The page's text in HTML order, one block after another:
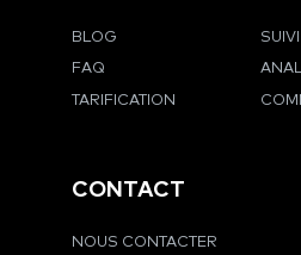
BLOG
FAQ
TARIFICATION
CONTACT
NOUS CONTACTER